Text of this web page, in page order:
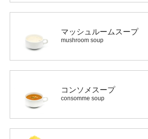
マッシュルームスープ
mushroom soup
コンソメスープ
consomme soup